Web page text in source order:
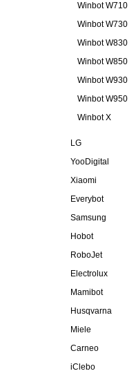
Winbot W710
Winbot W730
Winbot W830
Winbot W850
Winbot W930
Winbot W950
Winbot X
LG
YooDigital
Xiaomi
Everybot
Samsung
Hobot
RoboJet
Electrolux
Mamibot
Husqvarna
Miele
Carneo
iClebo